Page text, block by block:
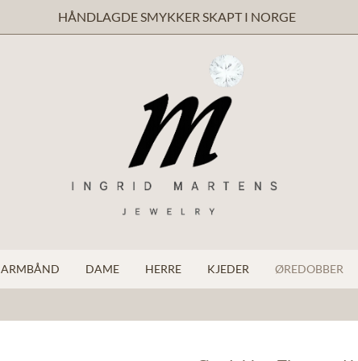
HÅNDLAGDE SMYKKER SKAPT I NORGE
ARMBÅND DAME HERRE KJEDER ØREDOBBER